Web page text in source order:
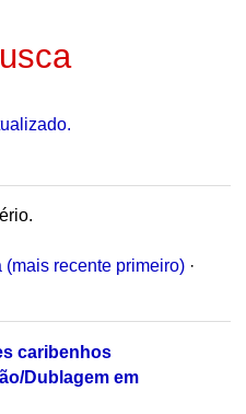
(mais recente primeiro) ·
caribenhos
Dublagem em